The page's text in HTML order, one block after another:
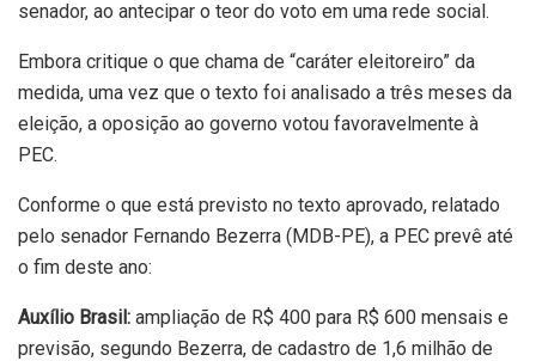
senador, ao antecipar o teor do voto em uma rede social.
Embora critique o que chama de “caráter eleitoreiro” da
medida, uma vez que o texto foi analisado a três meses da
eleição, a oposição ao governo votou favoravelmente à
PEC.
Conforme o que está previsto no texto aprovado, relatado
pelo senador Fernando Bezerra (MDB-PE), a PEC prevê até
o fim deste ano:
Auxílio Brasil: ampliação de R$ 400 para R$ 600 mensais e
previsão, segundo Bezerra, de cadastro de 1,6 milhão de